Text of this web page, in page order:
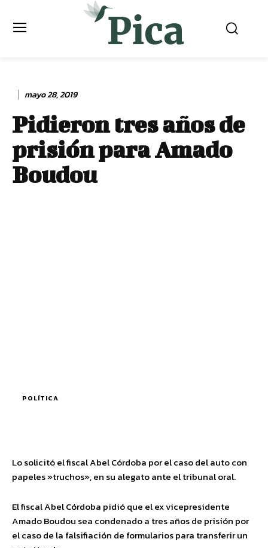
mayo 28, 2019
Pidieron tres años de
prisión para Amado
Boudou
POLÍTICA
Lo solicitó el fiscal Abel Córdoba por el caso del auto con
papeles »truchos», en su alegato ante el tribunal oral.
El fiscal Abel Córdoba pidió que el ex vicepresidente
Amado Boudou sea condenado a tres años de prisión por
el caso de la falsifiación de formularios para transferir un